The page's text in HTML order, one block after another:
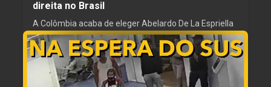
direita no Brasil
A Colômbia acaba de eleger Abelardo De La Espriella
seu novo presidente, com menos de 1 ponto de
diferença, consolidando a onda direitista na América
Latina. Apesar de tudo, o dado mais estranho nesta
eleição não é a margem apertada: é quem votou nele.
25 jun. 2026